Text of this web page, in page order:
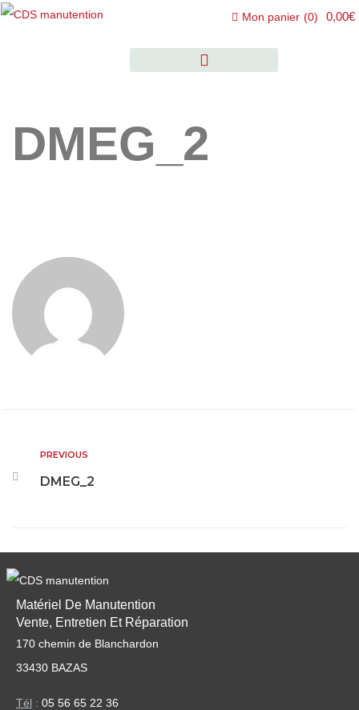
Mon panier (0) 0,00€
DMEG_2
PREVIOUS
DMEG_2
Matériel De Manutention
Vente, Entretien Et Réparation
170 chemin de Blanchardon
33430 BAZAS
Tél : 05 56 65 22 36